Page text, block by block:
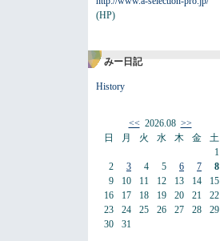
(HP)
みー日記
History
<<2026.08 >>
日
2
9
16
23
30
月
3
10
17
24
31
火
4
11
18
25
水
5
12
19
26
木
6
13
20
27
金
7
14
21
28
土
1
8
15
22
29